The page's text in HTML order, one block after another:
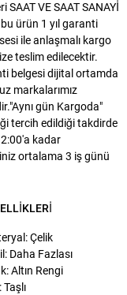
SAAT VE SAAT SANAYİ
bu ürün 1 yıl garanti
ile anlaşmalı kargo
teslim edilecektir.
belgesi dijital ortamda
markalarımız
gün Kargoda"
tercih edildiği takdirde
kadar
ortalama 3 iş günü
Çelik
Daha Fazlası
Altın Rengi
Taşlı